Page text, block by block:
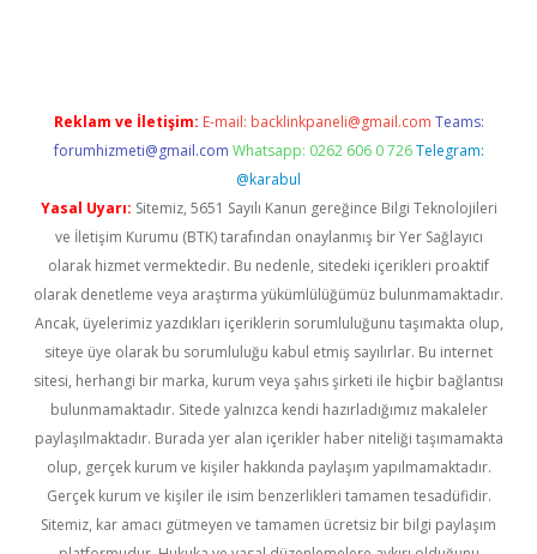
Reklam ve İletişim: E-mail: backlinkpaneli@gmail.com Teams:
forumhizmeti@gmail.com Whatsapp: 0262 606 0 726 Telegram:
@karabul
Yasal Uyarı: Sitemiz, 5651 Sayılı Kanun gereğince Bilgi Teknolojileri
ve İletişim Kurumu (BTK) tarafından onaylanmış bir Yer Sağlayıcı
olarak hizmet vermektedir. Bu nedenle, sitedeki içerikleri proaktif
olarak denetleme veya araştırma yükümlülüğümüz bulunmamaktadır.
Ancak, üyelerimiz yazdıkları içeriklerin sorumluluğunu taşımakta olup,
siteye üye olarak bu sorumluluğu kabul etmiş sayılırlar. Bu internet
sitesi, herhangi bir marka, kurum veya şahıs şirketi ile hiçbir bağlantısı
bulunmamaktadır. Sitede yalnızca kendi hazırladığımız makaleler
paylaşılmaktadır. Burada yer alan içerikler haber niteliği taşımamakta
olup, gerçek kurum ve kişiler hakkında paylaşım yapılmamaktadır.
Gerçek kurum ve kişiler ile isim benzerlikleri tamamen tesadüfidir.
Sitemiz, kar amacı gütmeyen ve tamamen ücretsiz bir bilgi paylaşım